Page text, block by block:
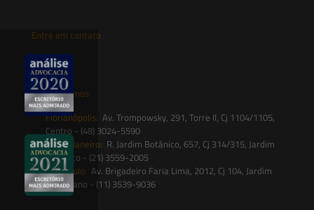
Entre em contato
contato@saesadvogados.com.br
Onde estamos
Florianópolis: Av. Trompowsky, 291, Torre II, Cj 1104/1105,
Centro - (48) 3024-5590
Rio de Janeiro: R. Jardim Botânico, 657, Cj 314/315, Jardim
Botânico - (21) 3559-2005
São Paulo: Av. Brigadeiro Faria Lima, 2012, Cj 104, Jardim
Paulistano - (11) 3539-9036